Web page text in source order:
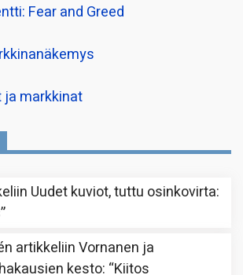
Fear and Greed
ja markkinat
Uudet kuviot, tuttu osinkovirta:
”
artikkeliinVornanen ja
kesto: “Kiitos